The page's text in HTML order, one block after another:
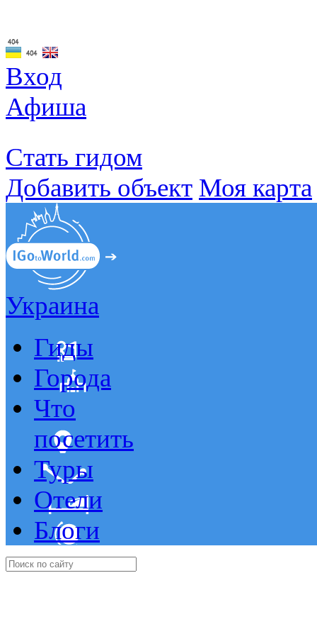
Вход
Афиша
Стать гидом
Добавить объект Моя карта
Украина
Гиды
Города
Что
посетить
Туры
Отели
Блоги